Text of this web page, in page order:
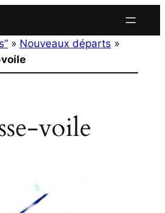
» Nouveaux départs »
voile